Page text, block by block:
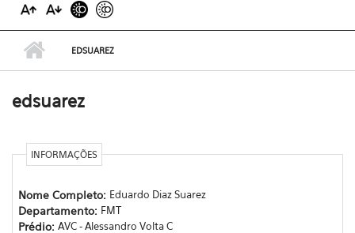
EDSUAREZ
edsuarez
INFORMAÇÕES
Nome Completo: Eduardo Diaz Suarez
Departamento: FMT
Prédio: AVC - Alessandro Volta C